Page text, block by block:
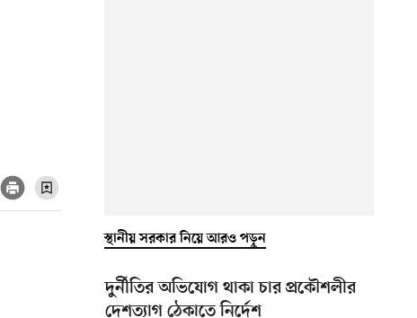
স্থানীয় সরকার নিয়ে আরও পড়ুন
দুর্নীতির অভিযোগ থাকা চার প্রকৌশলীর
দেশত্যাগ ঠেকাতে নির্দেশ